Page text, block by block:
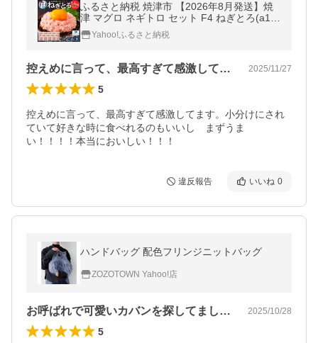
ふるさと納税 焼津市 【2026年8月発送】焼
津 マグロ ネギトロ セット F4 ねぎとろ(a10-
875202608)
Yahoo!ふるさと納税
控えめに言って、最高すぎて感激してます… 2025/11/27
5
控えめに言って、最高すぎて感激してます。小分けにされ
ていて好きな時に食べれるのもいいし　まずうま
い！！！！本当においしい！！！
違反報告 いいね 0
ハンドバッグ 配色フリンジニットバッグ
ZOZOTOWN Yahoo!店
お呼ばれで可愛いカバンを探してました！… 2025/10/28
5